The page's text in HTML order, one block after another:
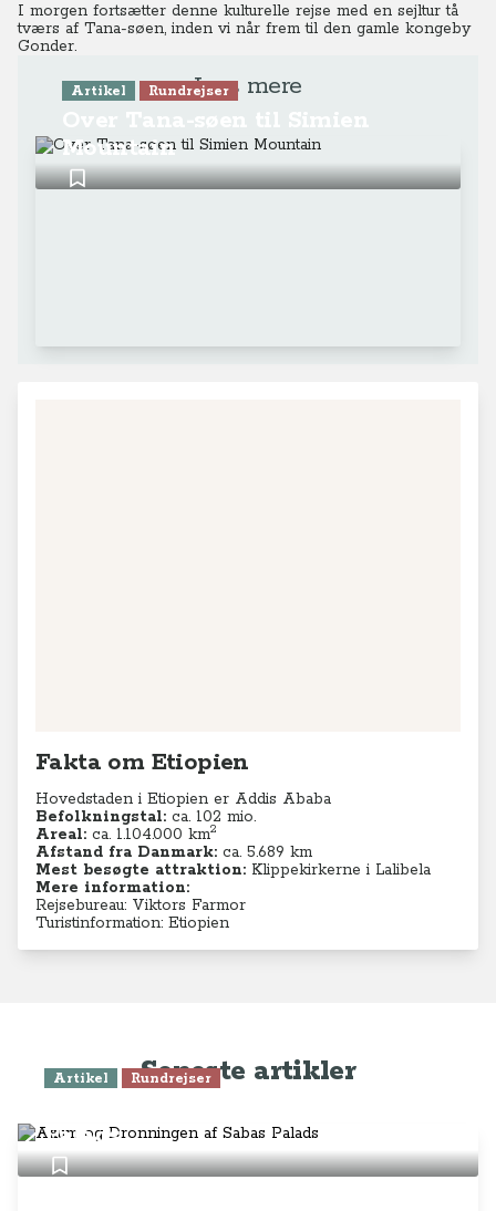
I morgen fortsætter denne kulturelle rejse med en sejltur tå
tværs af Tana-søen, inden vi når frem til den gamle kongeby
Gonder.
Læs mere
Artikel Rundrejser
Mountain
Fakta om Etiopien
Hovedstaden i Etiopien er Addis Ababa
Befolkningstal: ca. 102 mio.
Areal: ca. 1.104.000 km2
Afstand fra Danmark: ca. 5.689 km
Mest besøgte attraktion: Klippekirkerne i Lalibela
Mere information:
Rejsebureau: Viktors Farmor
Turistinformation: Etiopien
Seneste artikler
Artikel Rundrejser
Palads